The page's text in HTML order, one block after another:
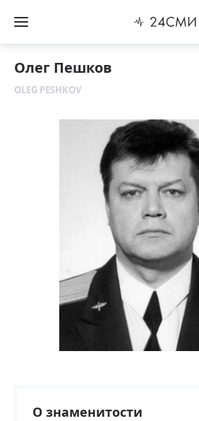
Олег Пешков
OLEG PESHKOV
О знаменитости